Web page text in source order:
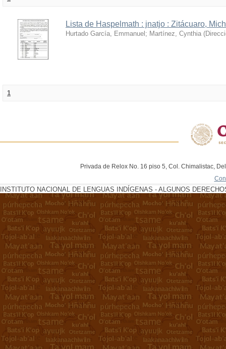
Lista de Haspelmath : jnatjo : Zitácuaro,
Hurtado García, Emmanuel ; Martínez, Cynthia (
1
Privada de Relox No. 16 piso 5, Col. Chimalistac,
INSTITUTO NACIONAL DE LENGUAS INDÍGENAS - ALGUNOS